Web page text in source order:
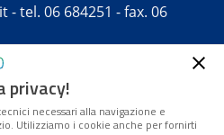
- tel. 06 684251 - fax. 06
telematica iscritta
del Tribunale di Roma -
- Direttore resp. Michela
privacy!
necessari alla navigazione e
Utilizziamo i cookie anche per fornirti